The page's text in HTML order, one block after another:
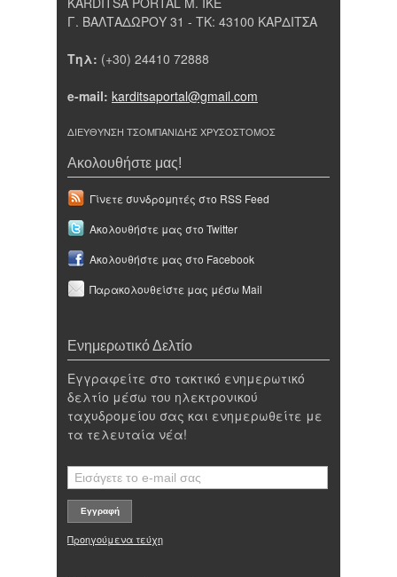
Γ. ΒΑΛΤΑΔΩΡΟΥ 31 - ΤΚ: 43100 ΚΑΡΔΙΤΣΑ
Τηλ: (+30) 24410 72888
e-mail: karditsaportal@gmail.com
ΔΙΕΥΘΥΝΣΗ ΤΣΟΜΠΑΝΙΔΗΣ ΧΡΥΣΟΣΤΟΜΟΣ
Ακολουθήστε μας!
Γίνετε συνδρομητές στο RSS Feed
Ακολουθήστε μας στο Twitter
Ακολουθήστε μας στο Facebook
Παρακολουθείστε μας μέσω Mail
Ενημερωτικό Δελτίο
Εγγραφείτε στο τακτικό ενημερωτικό
δελτίο μέσω του ηλεκτρονικού
ταχυδρομείου σας και ενημερωθείτε με
τα τελευταία νέα!
Προηγούμενα τεύχη